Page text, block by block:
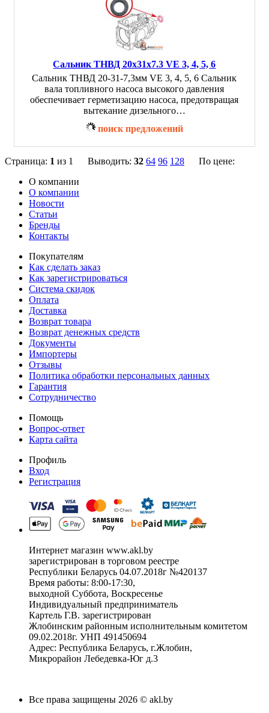
Сальник ТНВД 20x31x7.3 VE 3, 4, 5, 6
Сальник ТНВД 20-31-7,3мм VE 3, 4, 5, 6 Сальник
вала топливного насоса высокого давления
обеспечивает герметизацию насоса, предотвращая
вытекание дизельного…
поиск предложений
Страница: 1 из 1 Выводить: 32 64 96 128
По цене:
О компании
О компании
Новости
Статьи
Бренды
Контакты
Покупателям
Как сделать заказ
Как зарегистрироваться
Система скидок
Оплата
Доставка
Возврат товара
Возврат денежных средств
Документы
Импортеры
Отзывы
Политика обработки персональных данных
Гарантия
Сотрудничество
Помощь
Вопрос-ответ
Карта сайта
Профиль
Вход
Регистрация
Интернет магазин www.akl.by
зарегистрирован в торговом реестре
Республики Беларусь 04.07.2018г №420137
Время работы: 8:00-17:30,
выходной Суббота, Воскресенье
Индивидуальный предприниматель
Картель Г.В. зарегистрирован
Жлобинским районным исполнительным комитетом
09.02.2018г. УНП 491450694
Адрес: Республика Беларусь, г.Жлобин,
Микрорайон Лебедевка-Юг д.3
Все права защищены 2026 © akl.by